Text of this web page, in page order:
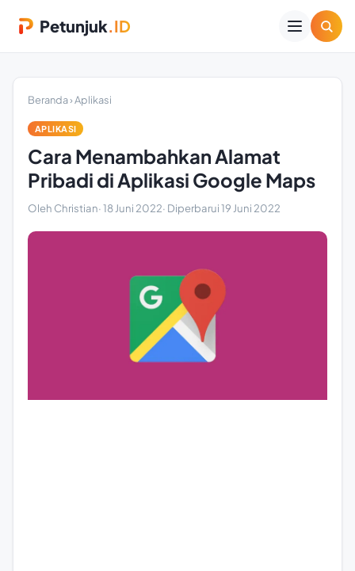
Petunjuk.ID
Beranda›Aplikasi
APLIKASI
Cara Menambahkan Alamat
Pribadi di Aplikasi Google Maps
Oleh Christian·18 Juni 2022· Diperbarui19 Juni 2022